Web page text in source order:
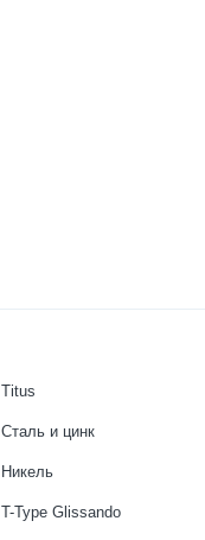
Titus
Сталь и цинк
Никель
T-Type Glissando